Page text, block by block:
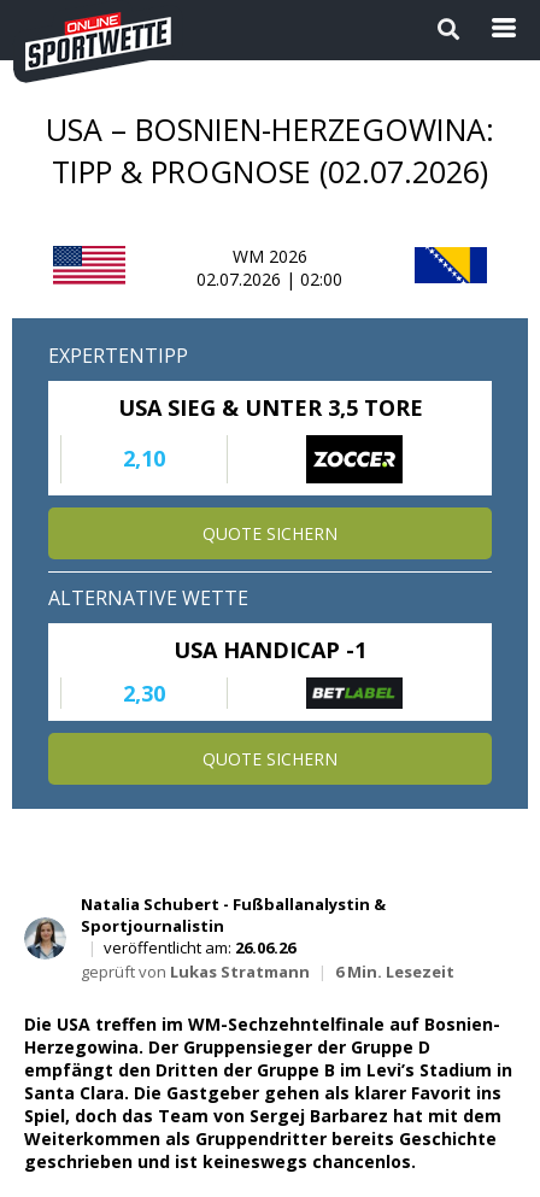
Sport Magazin
Vergleich 2026
Neue Wettanbieter
Sportwetten Apps
Wett Tipps für Heute
USA – BOSNIEN-HERZEGOWINA:
TIPP & PROGNOSE (02.07.2026)
WM 2026
02.07.2026 | 02:00
EXPERTENTIPP
USA SIEG & UNTER 3,5 TORE
2,10
QUOTE SICHERN
ALTERNATIVE WETTE
USA HANDICAP -1
2,30
QUOTE SICHERN
Natalia Schubert - Fußballanalystin &
Sportjournalistin
| veröffentlicht am: 26.06.26
geprüft von Lukas Stratmann | 6 Min. Lesezeit
Die USA treffen im WM-Sechzehntelfinale auf Bosnien-
Herzegowina. Der Gruppensieger der Gruppe D
empfängt den Dritten der Gruppe B im Levi’s Stadium in
Santa Clara. Die Gastgeber gehen als klarer Favorit ins
Spiel, doch das Team von Sergej Barbarez hat mit dem
Weiterkommen als Gruppendritter bereits Geschichte
geschrieben und ist keineswegs chancenlos.